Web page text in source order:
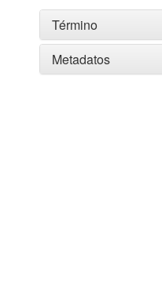
Término
Metadatos